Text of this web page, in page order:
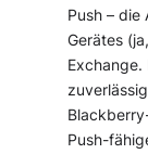
Push – die
Gerätes
Push-